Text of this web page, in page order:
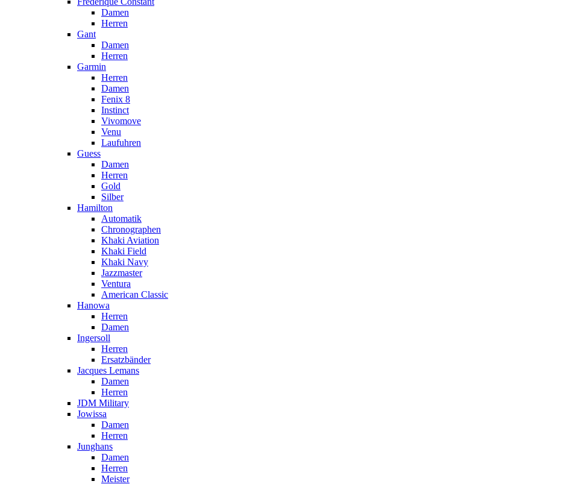
Damen
Herren
Gant
Damen
Herren
Garmin
Herren
Damen
Fenix 8
Instinct
Vivomove
Venu
Laufuhren
Guess
Damen
Herren
Gold
Silber
Hamilton
Automatik
Chronographen
Khaki Aviation
Khaki Field
Khaki Navy
Jazzmaster
Ventura
American Classic
Hanowa
Herren
Damen
Ingersoll
Herren
Ersatzbänder
Jacques Lemans
Damen
Herren
JDM Military
Jowissa
Damen
Herren
Junghans
Damen
Herren
Meister